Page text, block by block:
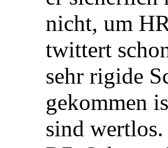
nicht, um
twittert
sehr rigide
gekommen
sind wertlos.